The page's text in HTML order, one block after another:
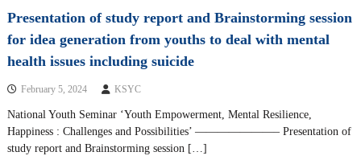
Presentation of study report and Brainstorming session
for idea generation from youths to deal with mental
health issues including suicide
February 5, 2024 KSYC
National Youth Seminar ‘Youth Empowerment, Mental Resilience,
Happiness : Challenges and Possibilities’ ———————– Presentation of
study report and Brainstorming session […]